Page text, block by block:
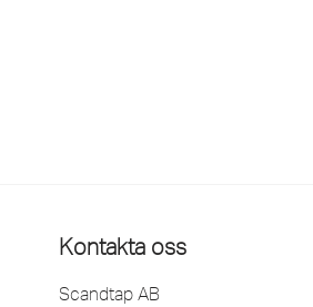
Kontakta oss
Scandtap AB